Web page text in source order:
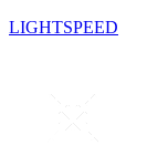
LIGHTSPEED